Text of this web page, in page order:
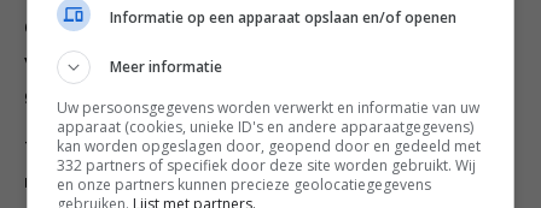
6. Verhit 0,5 centimeter olie in een pan op middelhoog
vuur. Bak de aard appelkoekjes aan beide kanten tot ze
goudbruin zijn.
7. Serveer de aardappelkoekjes als snack, bijgerecht of
met een sausje.
Informatie op een apparaat opslaan en/of openen
Meer informatie
Uw persoonsgegevens worden verwerkt en informatie van uw
apparaat (cookies, unieke ID's en andere apparaatgegevens)
kan worden opgeslagen door, geopend door en gedeeld met
332 partners of specifiek door deze site worden gebruikt. Wij
en onze partners kunnen precieze geolocatiegegevens
gebruiken. Lijst met partners.